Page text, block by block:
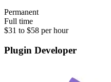
Permanent
Full time
$31 to $58 per hour
Plugin Developer